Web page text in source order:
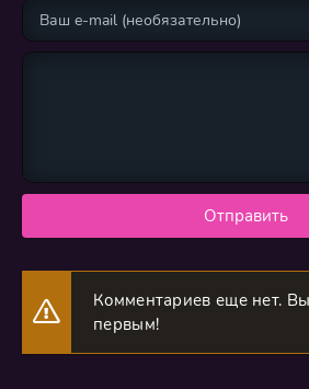
Отправить
Комментариев еще нет.
первым!